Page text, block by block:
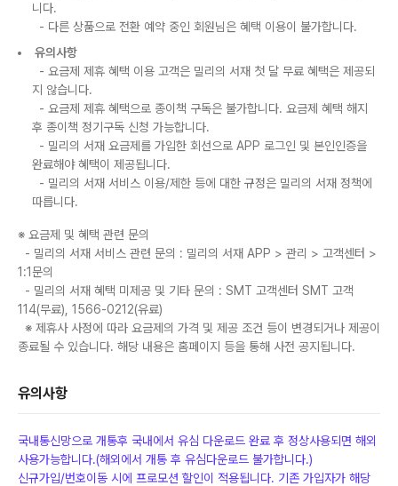
니다.
- 다른 상품으로 전환 예약 중인 회원님은 혜택 이용이 불가합니다.
유의사항
- 요금제 제휴 혜택 이용 고객은 밀리의 서재 첫 달 무료 혜택은 제공되
지 않습니다.
- 요금제 제휴 혜택으로 종이책 구독은 불가합니다. 요금제 혜택 해지
후 종이책 정기구독 신청 가능합니다.
- 밀리의 서재 요금제를 가입한 회선으로 APP 로그인 및 본인인증을
완료해야 혜택이 제공됩니다.
- 밀리의 서재 서비스 이용/제한 등에 대한 규정은 밀리의 서재 정책에
따릅니다.
※ 요금제 및 혜택 관련 문의
- 밀리의 서재 서비스 관련 문의 : 밀리의 서재 APP > 관리 > 고객센터 >
1:1문의
- 밀리의 서재 혜택 미제공 및 기타 문의 : SMT 고객센터 SMT 고객
114(무료), 1566-0212(유료)
※ 제휴사 사정에 따라 요금제의 가격 및 제공 조건 등이 변경되거나 제공이
종료될 수 있습니다. 해당 내용은 홈페이지 등을 통해 사전 공지됩니다.
유의사항
국내통신망으로 개통후 국내에서 유심 다운로드 완료 후 정상사용되면 해외
사용가능합니다.(해외에서 개통 후 유심다운로드 불가합니다.)
신규가입/번호이동 시에 프로모션 할인이 적용됩니다. 기존 가입자가 해당